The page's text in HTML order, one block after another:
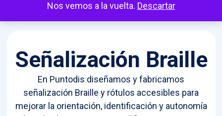
Nos vemos a la vuelta. Descartar
Señalización Braille
En Puntodis diseñamos y fabricamos
señalización Braille y rótulos accesibles para
mejorar la orientación, identificación y autonomía